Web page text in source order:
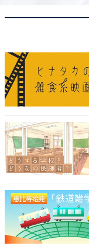
About ニュース
次ページ